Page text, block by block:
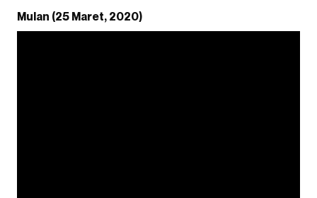
Mulan (25 Maret, 2020)